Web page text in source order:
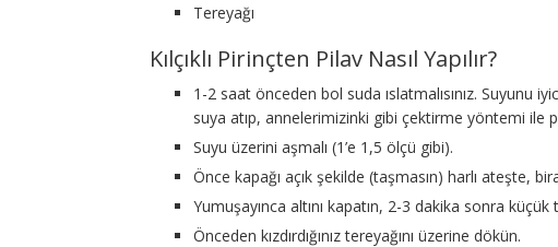
Tereyağı
Kılçıklı Pirinçten Pilav Nasıl Yapılır?
1-2 saat önceden bol suda ıslatmalısınız. Suyunu
suya atıp, annelerimizinki gibi çektirme yöntemi ile
Suyu üzerini aşmalı (1’e 1,5 ölçü gibi).
Önce kapağı açık şekilde (taşmasın) harlı ateşte,
Yumuşayınca altını kapatın, 2-3 dakika sonra küçük
Önceden kızdırdığınız tereyağını üzerine dökün.